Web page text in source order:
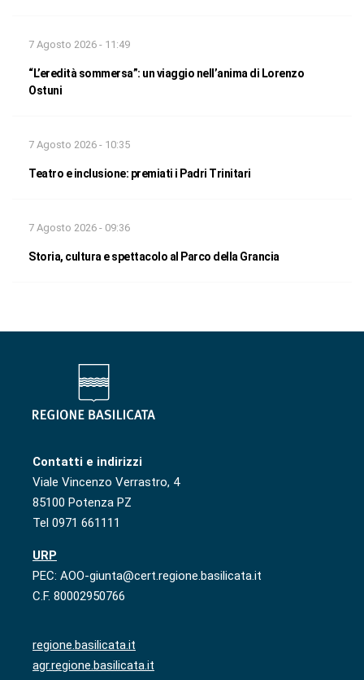
7 Agosto 2026 - 11:49
“L’eredità sommersa”: un viaggio nell’anima di Lorenzo
Ostuni
7 Agosto 2026 - 10:35
Teatro e inclusione: premiati i Padri Trinitari
7 Agosto 2026 - 09:36
Storia, cultura e spettacolo al Parco della Grancia
Contatti e indirizzi
Viale Vincenzo Verrastro, 4
85100 Potenza PZ
Tel 0971 661111
URP
PEC: AOO-giunta@cert.regione.basilicata.it
C.F. 80002950766
regione.basilicata.it
agr.regione.basilicata.it